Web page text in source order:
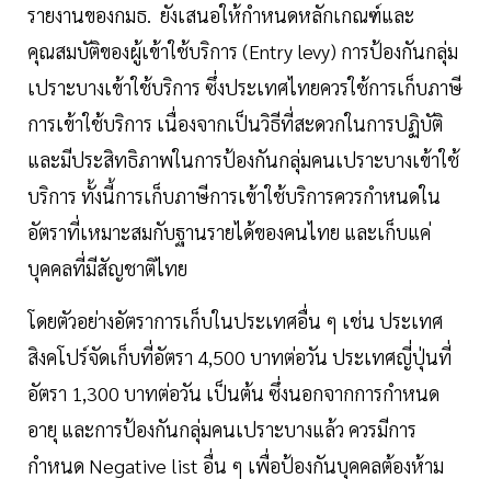
รายงานของกมธ. ยังเสนอให้กำหนดหลักเกณฑ์และ
คุณสมบัติของผู้เข้าใช้บริการ (Entry levy) การป้องกันกลุ่ม
เปราะบางเข้าใช้บริการ ซึ่งประเทศไทยควรใช้การเก็บภาษี
การเข้าใช้บริการ เนื่องจากเป็นวิธีที่สะดวกในการปฏิบัติ
และมีประสิทธิภาพในการป้องกันกลุ่มคนเปราะบางเข้าใช้
บริการ ทั้งนี้การเก็บภาษีการเข้าใช้บริการควรกำหนดใน
อัตราที่เหมาะสมกับฐานรายได้ของคนไทย และเก็บแค่
บุคคลที่มีสัญชาติไทย
โดยตัวอย่างอัตราการเก็บในประเทศอื่น ๆ เช่น ประเทศ
สิงคโปร์จัดเก็บที่อัตรา 4,500 บาทต่อวัน ประเทศญี่ปุ่นที่
อัตรา 1,300 บาทต่อวัน เป็นต้น ซึ่งนอกจากการกำหนด
อายุ และการป้องกันกลุ่มคนเปราะบางแล้ว ควรมีการ
กำหนด Negative list อื่น ๆ เพื่อป้องกันบุคคลต้องห้าม